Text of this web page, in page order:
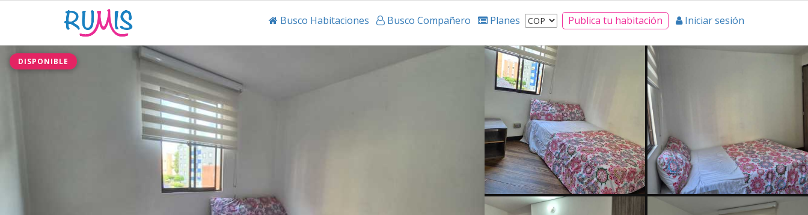
Busco Habitaciones Busco Compañero Planes Publica tu habitación Iniciar sesión
DISPONIBLE